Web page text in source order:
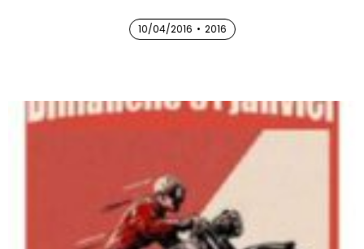
10/04/2016 • 2016
10/04/2016